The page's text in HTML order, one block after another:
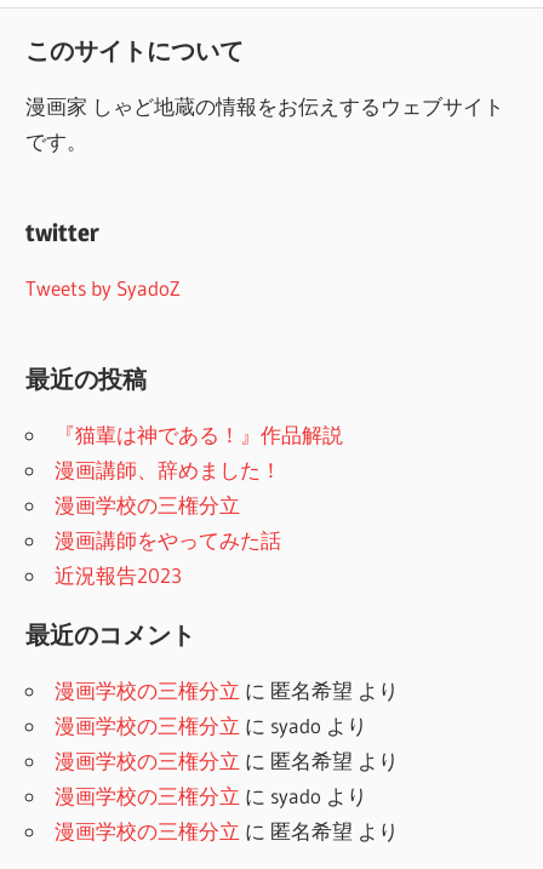
ナ
ビ
ゲ
シ
ョ
このサイトについて
漫画家 しゃど地蔵の情報をお伝えするウェブサイト
です。
twitter
Tweets by SyadoZ
最近の投稿
『猫輩は神である！』作品解説
漫画講師、辞めました！
漫画学校の三権分立
漫画講師をやってみた話
近況報告2023
最近のコメント
漫画学校の三権分立 に 匿名希望 より
漫画学校の三権分立 に syado より
漫画学校の三権分立 に 匿名希望 より
漫画学校の三権分立 に syado より
漫画学校の三権分立 に 匿名希望 より